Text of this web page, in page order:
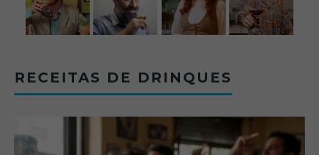
RECEITAS DE DRINQUES